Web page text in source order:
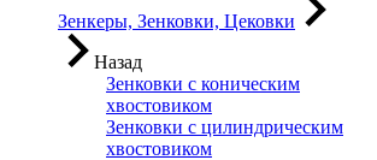
Зенкеры, Зенковки, Цековки
Назад
Зенковки с коническим
хвостовиком
Зенковки с цилиндрическим
хвостовиком